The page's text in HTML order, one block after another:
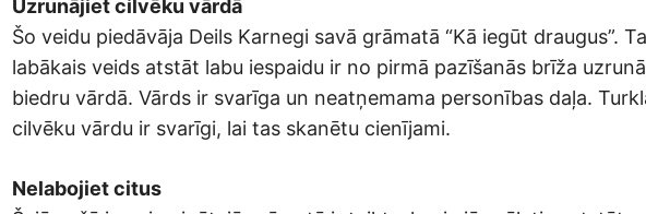
Uzrunājiet cilvēku vārdā
Šo veidu piedāvāja Deils Karnegi savā grāmatā “Kā iegūt draugus”.
labākais veids atstāt labu iespaidu ir no pirmā pazīšanās brīža
biedru vārdā. Vārds ir svarīga un neatņemama personības daļa.
cilvēku vārdu ir svarīgi, lai tas skanētu cienījami.
Nelabojiet citus